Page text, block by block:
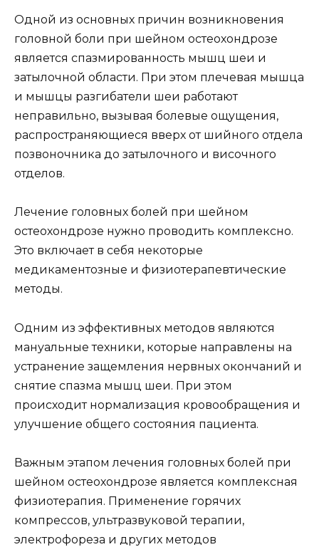
Одной из основных причин возникновения
головной боли при шейном остеохондрозе
является спазмированность мышц шеи и
затылочной области. При этом плечевая мышца
и мышцы разгибатели шеи работают
неправильно, вызывая болевые ощущения,
распространяющиеся вверх от шийного отдела
позвоночника до затылочного и височного
отделов.
Лечение головных болей при шейном
остеохондрозе нужно проводить комплексно.
Это включает в себя некоторые
медикаментозные и физиотерапевтические
методы.
Одним из эффективных методов являются
мануальные техники, которые направлены на
устранение защемления нервных окончаний и
снятие спазма мышц шеи. При этом
происходит нормализация кровообращения и
улучшение общего состояния пациента.
Важным этапом лечения головных болей при
шейном остеохондрозе является комплексная
физиотерапия. Применение горячих
компрессов, ультразвуковой терапии,
электрофореза и других методов